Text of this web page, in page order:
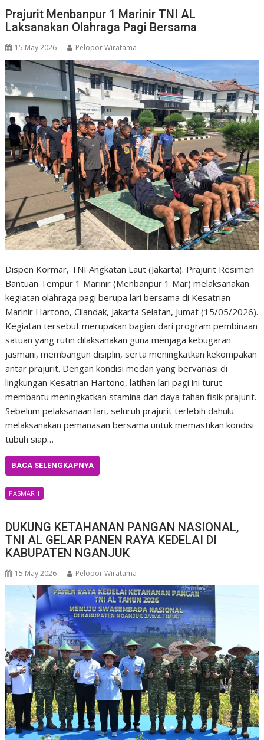
Prajurit Menbanpur 1 Marinir TNI AL
Laksanakan Olahraga Pagi Bersama
15 May 2026 Pelopor Wiratama
Dispen Kormar, TNI Angkatan Laut (Jakarta). Prajurit Resimen
Bantuan Tempur 1 Marinir (Menbanpur 1 Mar) melaksanakan
kegiatan olahraga pagi berupa lari bersama di Kesatrian
Marinir Hartono, Cilandak, Jakarta Selatan, Jumat (15/05/2026).
Kegiatan tersebut merupakan bagian dari program pembinaan
satuan yang rutin dilaksanakan guna menjaga kebugaran
jasmani, membangun disiplin, serta meningkatkan kekompakan
antar prajurit. Dengan kondisi medan yang bervariasi di
lingkungan Kesatrian Hartono, latihan lari pagi ini turut
membantu meningkatkan stamina dan daya tahan fisik prajurit.
Sebelum pelaksanaan lari, seluruh prajurit terlebih dahulu
melaksanakan pemanasan bersama untuk memastikan kondisi
tubuh siap…
BACA SELENGKAPNYA
PASMAR 1
DUKUNG KETAHANAN PANGAN NASIONAL,
TNI AL GELAR PANEN RAYA KEDELAI DI
KABUPATEN NGANJUK
15 May 2026 Pelopor Wiratama